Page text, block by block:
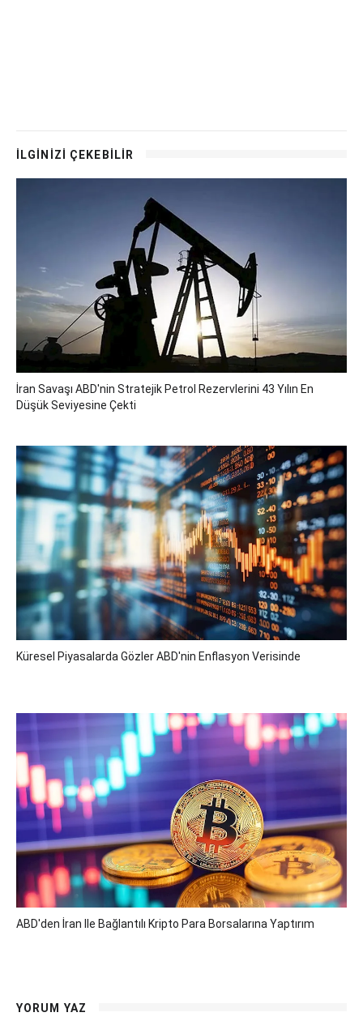
İLGİNİZİ ÇEKEBİLİR
İran Savaşı ABD'nin Stratejik Petrol Rezervlerini 43 Yılın En
Düşük Seviyesine Çekti
Küresel Piyasalarda Gözler ABD'nin Enflasyon Verisinde
ABD'den İran Ile Bağlantılı Kripto Para Borsalarına Yaptırım
YORUM YAZ